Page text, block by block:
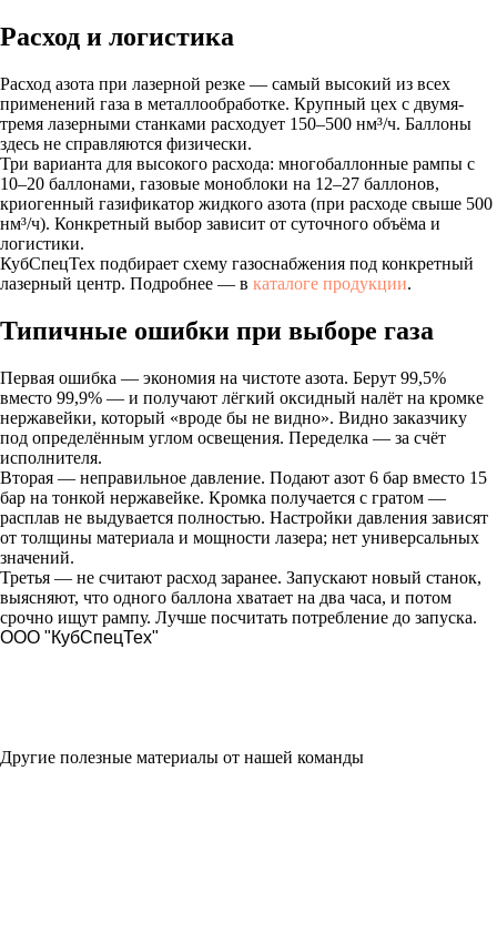
Расход и логистика
Расход азота при лазерной резке — самый высокий из всех
применений газа в металлообработке. Крупный цех с двумя-
тремя лазерными станками расходует 150–500 нм³/ч. Баллоны
здесь не справляются физически.
Три варианта для высокого расхода: многобаллонные рампы с
10–20 баллонами, газовые моноблоки на 12–27 баллонов,
криогенный газификатор жидкого азота (при расходе свыше 500
нм³/ч). Конкретный выбор зависит от суточного объёма и
логистики.
КубСпецТех подбирает схему газоснабжения под конкретный
лазерный центр. Подробнее — в каталоге продукции.
Типичные ошибки при выборе газа
Первая ошибка — экономия на чистоте азота. Берут 99,5%
вместо 99,9% — и получают лёгкий оксидный налёт на кромке
нержавейки, который «вроде бы не видно». Видно заказчику
под определённым углом освещения. Переделка — за счёт
исполнителя.
Вторая — неправильное давление. Подают азот 6 бар вместо 15
бар на тонкой нержавейке. Кромка получается с гратом —
расплав не выдувается полностью. Настройки давления зависят
от толщины материала и мощности лазера; нет универсальных
значений.
Третья — не считают расход заранее. Запускают новый станок,
выясняют, что одного баллона хватает на два часа, и потом
срочно ищут рампу. Лучше посчитать потребление до запуска.
ООО "КубСпецТех"
Другие полезные материалы от нашей команды